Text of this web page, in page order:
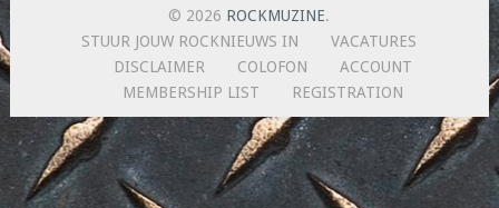
© 2026 ROCKMUZINE.
STUUR JOUW ROCKNIEUWS IN
VACATURES
DISCLAIMER
COLOFON
ACCOUNT
MEMBERSHIP LIST
REGISTRATION